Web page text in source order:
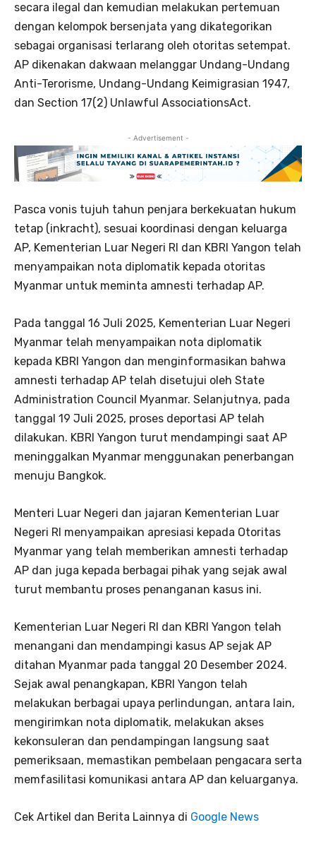
secara ilegal dan kemudian melakukan pertemuan
dengan kelompok bersenjata yang dikategorikan
sebagai organisasi terlarang oleh otoritas setempat.
AP dikenakan dakwaan melanggar Undang-Undang
Anti-Terorisme, Undang-Undang Keimigrasian 1947,
dan Section 17(2) Unlawful AssociationsAct.
- Advertisement -
Pasca vonis tujuh tahun penjara berkekuatan hukum
tetap (inkracht), sesuai koordinasi dengan keluarga
AP, Kementerian Luar Negeri RI dan KBRI Yangon telah
menyampaikan nota diplomatik kepada otoritas
Myanmar untuk meminta amnesti terhadap AP.
Pada tanggal 16 Juli 2025, Kementerian Luar Negeri
Myanmar telah menyampaikan nota diplomatik
kepada KBRI Yangon dan menginformasikan bahwa
amnesti terhadap AP telah disetujui oleh State
Administration Council Myanmar. Selanjutnya, pada
tanggal 19 Juli 2025, proses deportasi AP telah
dilakukan. KBRI Yangon turut mendampingi saat AP
meninggalkan Myanmar menggunakan penerbangan
menuju Bangkok.
Menteri Luar Negeri dan jajaran Kementerian Luar
Negeri RI menyampaikan apresiasi kepada Otoritas
Myanmar yang telah memberikan amnesti terhadap
AP dan juga kepada berbagai pihak yang sejak awal
turut membantu proses penanganan kasus ini.
Kementerian Luar Negeri RI dan KBRI Yangon telah
menangani dan mendampingi kasus AP sejak AP
ditahan Myanmar pada tanggal 20 Desember 2024.
Sejak awal penangkapan, KBRI Yangon telah
melakukan berbagai upaya perlindungan, antara lain,
mengirimkan nota diplomatik, melakukan akses
kekonsuleran dan pendampingan langsung saat
pemeriksaan, memastikan pembelaan pengacara serta
memfasilitasi komunikasi antara AP dan keluarganya.
Cek Artikel dan Berita Lainnya di Google News